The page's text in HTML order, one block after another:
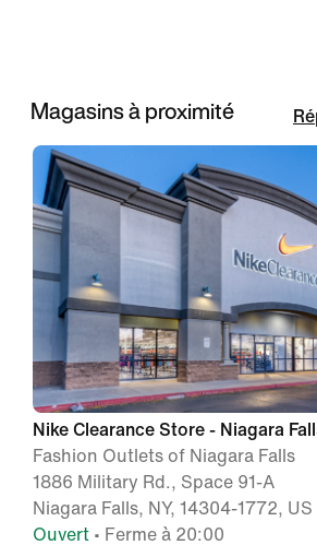
Magasins à proximité
Nike Clearance Store - Niagara
Fashion Outlets of Niagara Falls
1886 Military Rd., Space 91-A
Niagara Falls, NY, 14304-1772, US
Ouvert • Ferme à 20:00